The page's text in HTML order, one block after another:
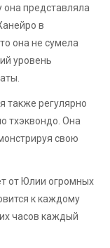
она представляла
в
она не сумела
уровень
также регулярно
тхэквондо. Она
свою
от Юлии огромных
к каждому
часов каждый